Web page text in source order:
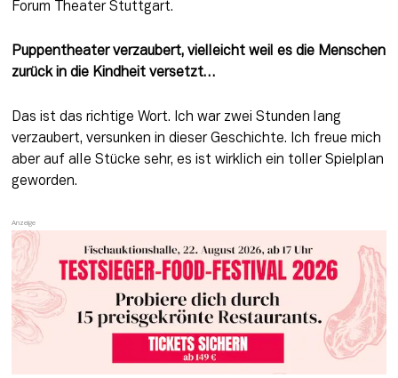
Forum Theater Stuttgart.
Puppentheater verzaubert, vielleicht weil es die Menschen
zurück in die Kindheit versetzt…
Das ist das richtige Wort. Ich war zwei Stunden lang
verzaubert, versunken in dieser Geschichte. Ich freue mich
aber auf alle Stücke sehr, es ist wirklich ein toller Spielplan
geworden.